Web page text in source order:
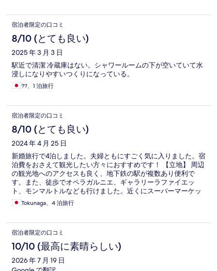
宿泊者限定の口コミ
8/10 (とても良い)
2025 年 3 月 3 日
駅近で清潔 冷蔵庫はない。シャワールームの下が空いていて水
浸しになりやすいつくりになっている。
??、1 泊旅行
宿泊者限定の口コミ
8/10 (とても良い)
2024 年 4 月 25 日
新婚旅行で4泊しました。夫婦ともにすごく気に入りました。宿
泊費をおさえて観光したい方々におすすめです！ 【立地】 周辺
の観光地へのアクセスも良く、地下鉄の駅が複数あり便利で
す。また、徒歩でオペラガルニエ、ギャラリーラファイエッ
ト、モンマルトルなども行けました。近くにスーパーマーケッ
トやファーマシーがたくさんあるので、買い物にも困りませ
ん。 【清潔さ】 とても綺麗に掃除されていました。部屋の床は
レや水回りも清潔に保たれておりました。建物自体が古いた
め、経年劣化を感じる点はありますが、特に不快な思いをする
ことはありませんでした。 【スタッフとサービス】 フロントの
方がみんな笑顔で挨拶をしてくれ、英語は通じ、タクシーの手
配もしてくれました。みなさん素敵な方で、とても親切でし
Tokunaga、4 泊旅行
宿泊者限定の口コミ
10/10 (最高に素晴らしい)
2026 年 7 月 19 日